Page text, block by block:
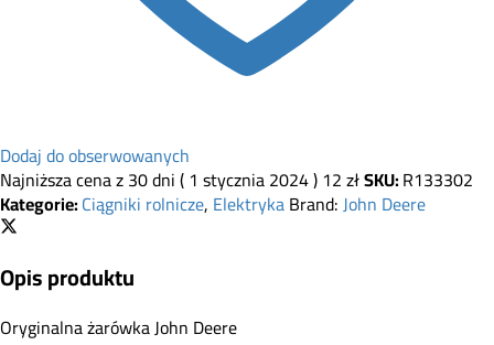
Dodaj do obserwowanych
Najniższa cena z 30 dni (1 stycznia 2024)12złSKU:R133302
Kategorie:Ciągniki rolnicze, ElektrykaBrand:John Deere
Opis produktu
Oryginalna żarówka John Deere